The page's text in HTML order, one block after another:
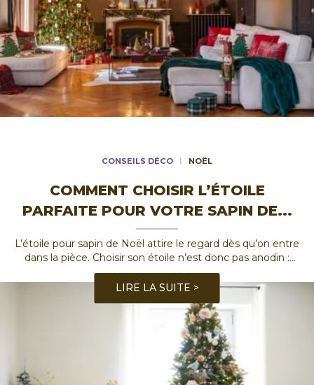
CONSEILS DÉCO NOËL
COMMENT CHOISIR L’ÉTOILE
PARFAITE POUR VOTRE SAPIN DE...
L’étoile pour sapin de Noël attire le regard dès qu’on entre
dans la pièce. Choisir son étoile n’est donc pas anodin :
placée au sommet du sapin, elle vient compléter la
décoration du sapin et donner une âme à votre...
LIRE LA SUITE >